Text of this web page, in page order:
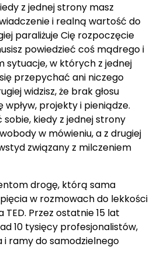
z jednej strony masz
i realną wartość do
paraliżuje Cię rozpoczęcie
powiedzieć coś mądrego i
sytuacje, w których z jednej
przepychać ani niczego
widzisz, że brak głosu
wpływ, projekty i pieniądze.
sobie, kiedy z jednej strony
w mówieniu, a z drugiej
związany z milczeniem
drogę, którą sama
w rozmowach do lekkości
Przez ostatnie 15 lat
10 tysięcy profesjonalistów,
i ramy do samodzielnego